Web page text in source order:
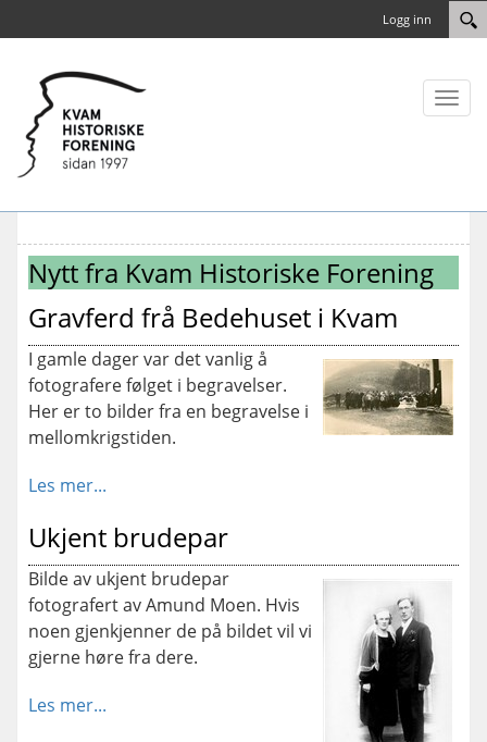
Logg inn
Toggle
Nytt fra Kvam Historiske Forening
Gravferd frå Bedehuset i Kvam
I gamle dager var det vanlig å
fotografere følget i begravelser.
Her er to bilder fra en begravelse i
mellomkrigstiden.
Les mer...
Ukjent brudepar
Bilde av ukjent brudepar
fotografert av Amund Moen. Hvis
noen gjenkjenner de på bildet vil vi
gjerne høre fra dere.
Les mer...